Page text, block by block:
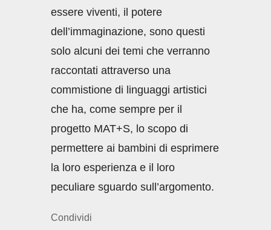
essere viventi, il potere
dell’immaginazione, sono questi
solo alcuni dei temi che verranno
raccontati attraverso una
commistione di linguaggi artistici
che ha, come sempre per il
progetto MAT+S, lo scopo di
permettere ai bambini di esprimere
la loro esperienza e il loro
peculiare sguardo sull’argomento.
Condividi